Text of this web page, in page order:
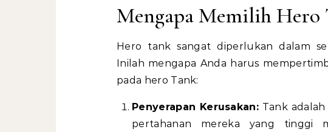
Mengapa Memilih Hero
Hero tank sangat diperlukan dalam
Inilah mengapa Anda harus
pada hero Tank:
Penyerapan Kerusakan: Tank
pertahanan mereka yang tinggi